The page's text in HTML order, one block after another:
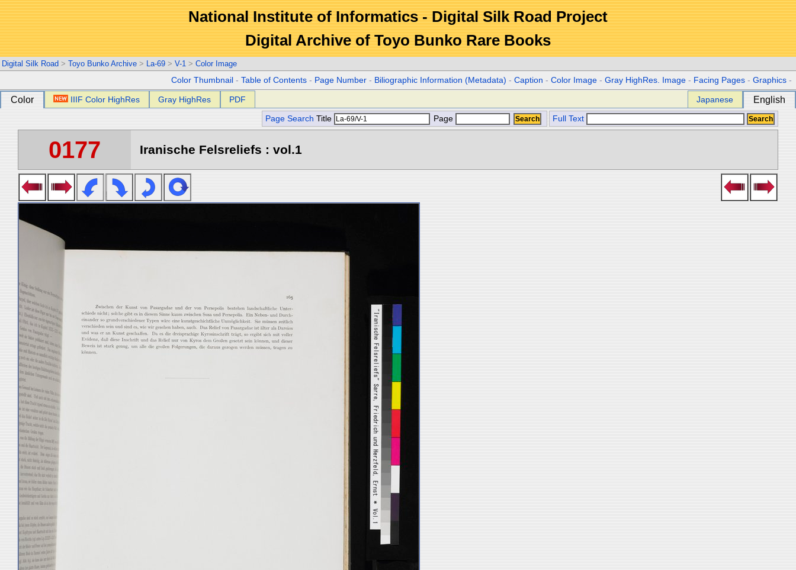
National Institute of Informatics - Digital Silk Road Project
Digital Archive of Toyo Bunko Rare Books
Digital Silk Road > Toyo Bunko Archive > La-69 > V-1 > Color Image
Color Thumbnail -Table of Contents - Page Number - Biliographic Information (Metadata) -Caption -Color Image -Gray HighRes. Image - Facing Pages -Graphics -
Color IIIF Color HighRes Gray HighRes PDF Japanese English
Page Search Title Page Full Text
0177 Iranische Felsreliefs : vol.1